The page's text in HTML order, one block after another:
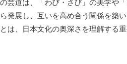
芸道は、「わび・さび」の美学や
発展し、互いを高め合う関係を築
は、日本文化の奥深さを理解する重